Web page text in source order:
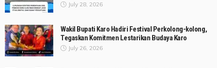
July 28, 2026
Wakil Bupati Karo Hadiri Festival Perkolong-kolong,
Tegaskan Komitmen Lestarikan Budaya Karo
July 26, 2026